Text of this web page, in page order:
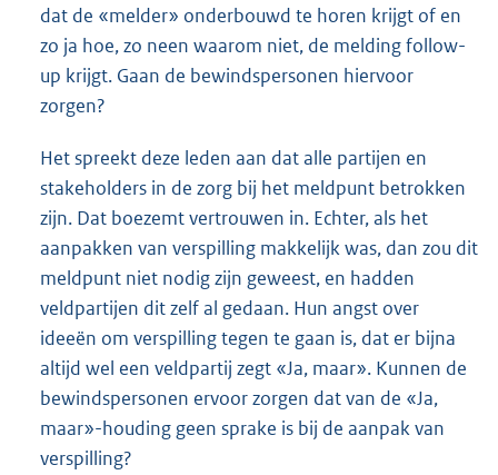
dat de «melder» onderbouwd te horen krijgt of en
zo ja hoe, zo neen waarom niet, de melding follow-
up krijgt. Gaan de bewindspersonen hiervoor
zorgen?
Het spreekt deze leden aan dat alle partijen en
stakeholders in de zorg bij het meldpunt betrokken
zijn. Dat boezemt vertrouwen in. Echter, als het
aanpakken van verspilling makkelijk was, dan zou dit
meldpunt niet nodig zijn geweest, en hadden
veldpartijen dit zelf al gedaan. Hun angst over
ideeën om verspilling tegen te gaan is, dat er bijna
altijd wel een veldpartij zegt «Ja, maar». Kunnen de
bewindspersonen ervoor zorgen dat van de «Ja,
maar»-houding geen sprake is bij de aanpak van
verspilling?